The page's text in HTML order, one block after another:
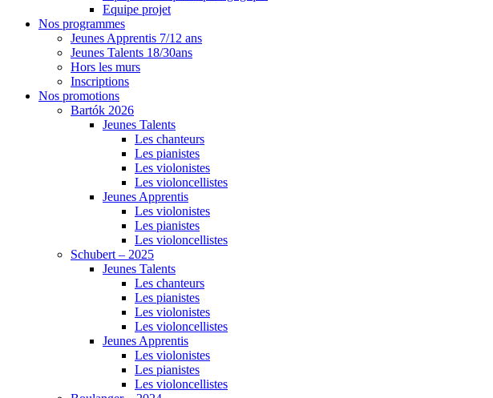
Equipe projet
Nos programmes
Jeunes Apprentis 7/12 ans
Jeunes Talents 18/30ans
Hors les murs
Inscriptions
Nos promotions
Bartók 2026
Jeunes Talents
Les chanteurs
Les pianistes
Les violonistes
Les violoncellistes
Jeunes Apprentis
Les violonistes
Les pianistes
Les violoncellistes
Schubert – 2025
Jeunes Talents
Les chanteurs
Les pianistes
Les violonistes
Les violoncellistes
Jeunes Apprentis
Les violonistes
Les pianistes
Les violoncellistes